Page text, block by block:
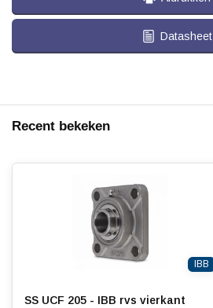
Datasheet
Recent bekeken
IBB
SS UCF 205 - IBB rvs vierkant